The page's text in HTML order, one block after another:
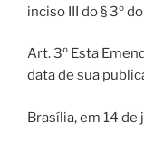
inciso III do § 3º
Art. 3º Esta
data de sua
Brasília, em 14